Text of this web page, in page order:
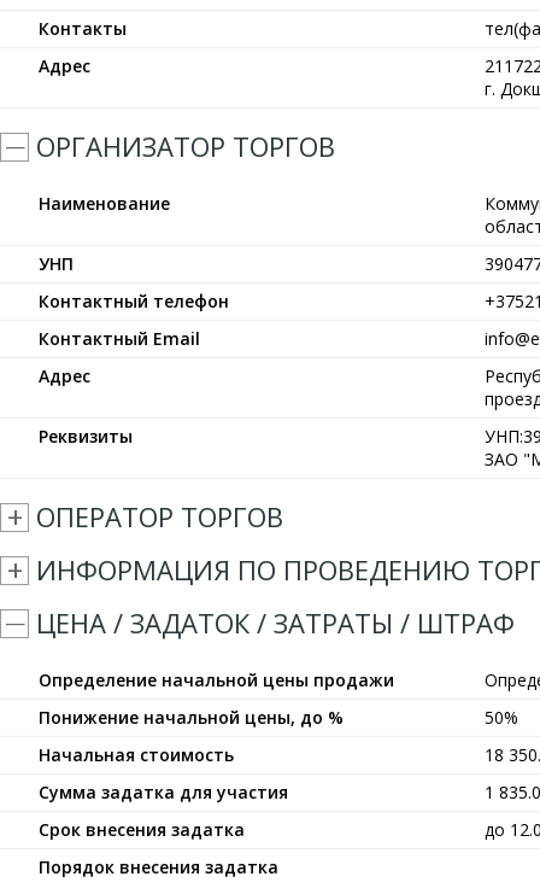
Контакты
Адрес
г.
ОРГАНИЗАТОР ТОРГОВ
Наименование
УНП
Контактный телефон
Контактный Email
Адрес
Реквизиты
ЗАО
ОПЕРАТОР ТОРГОВ
ИНФОРМАЦИЯ ПО ПРОВЕДЕНИЮ
ЦЕНА / ЗАДАТОК / ЗАТРАТЫ / ШТРАФ
Определение начальной цены продажи
Понижение начальной цены, до %
50%
Начальная стоимость
18
Сумма задатка для участия
1
Срок внесения задатка
до
Порядок внесения задатка